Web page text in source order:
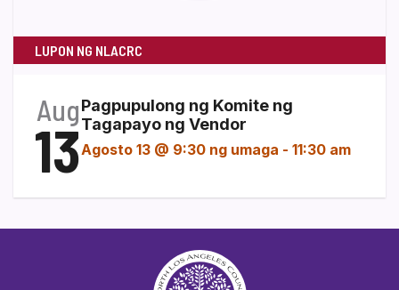
LUPON NG NLACRC
Aug
13
Pagpupulong ng Komite ng
Tagapayo ng Vendor
Agosto 13 @ 9:30 ng umaga - 11:30 am